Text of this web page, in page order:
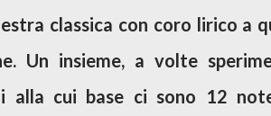
classica con coro lirico a
Un insieme, a volte
alla cui base ci sono 12